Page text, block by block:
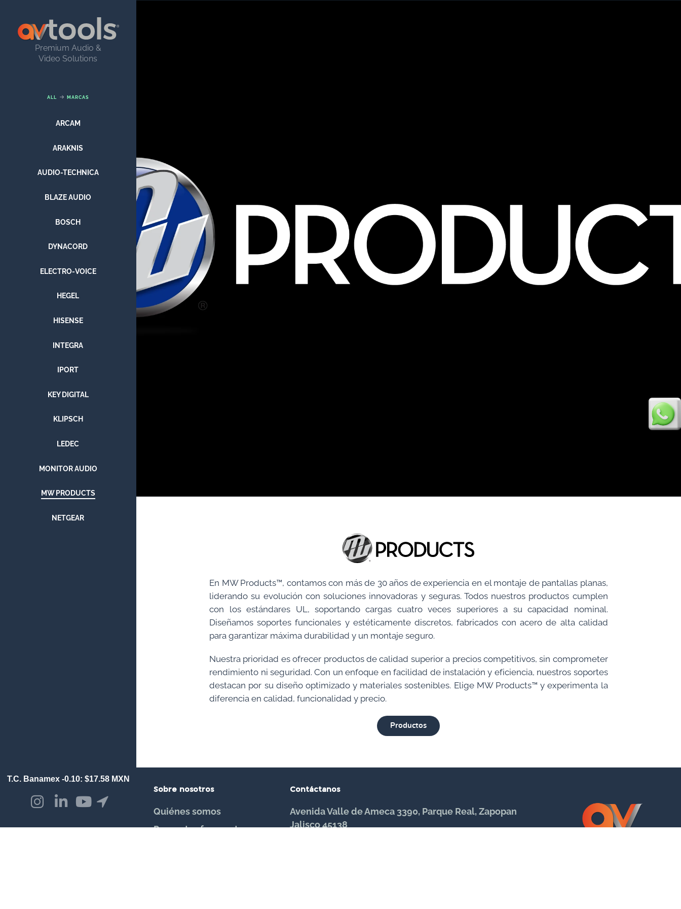
Premium Audio &
Video Solutions
ALL MARCAS
ARCAM
ARAKNIS
AUDIO-TECHNICA
BLAZE AUDIO
BOSCH
DYNACORD
ELECTRO-VOICE
HEGEL
HISENSE
INTEGRA
IPORT
KEY DIGITAL
KLIPSCH
LEDEC
MONITOR AUDIO
MW PRODUCTS
NETGEAR
En MW Products™, contamos con más de 30 años de experiencia en el montaje de pantallas planas,
liderando su evolución con soluciones innovadoras y seguras. Todos nuestros productos cumplen
con los estándares UL, soportando cargas cuatro veces superiores a su capacidad nominal.
Diseñamos soportes funcionales y estéticamente discretos, fabricados con acero de alta calidad
para garantizar máxima durabilidad y un montaje seguro.
Nuestra prioridad es ofrecer productos de calidad superior a precios competitivos, sin comprometer
rendimiento ni seguridad. Con un enfoque en facilidad de instalación y eficiencia, nuestros soportes
destacan por su diseño optimizado y materiales sostenibles. Elige MW Products™ y experimenta la
diferencia en calidad, funcionalidad y precio.
Productos
Sobre nosotros
Quiénes somos
Preguntas frecuentes
Contáctanos
Avenida Valle de Ameca 3390, Parque Real, Zapopan
Jalisco 45138